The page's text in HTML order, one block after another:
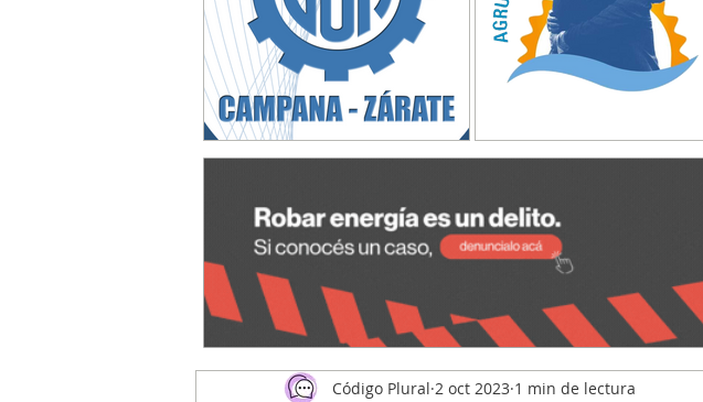
Código Plural 2 oct 2023 1 min de lectura